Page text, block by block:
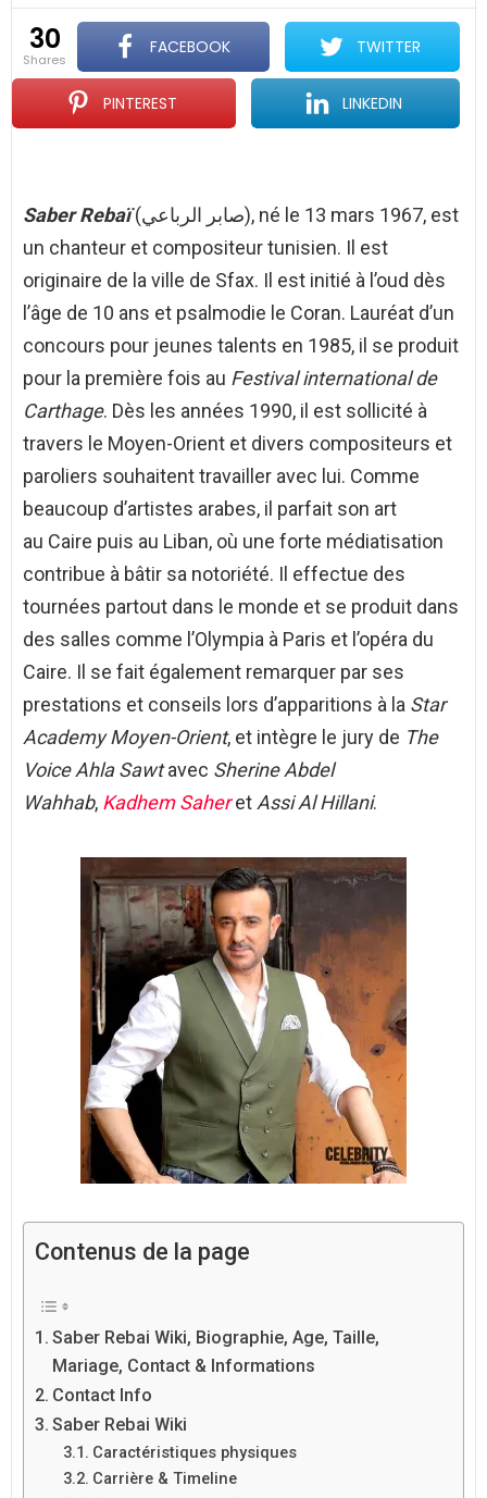
30
shares
FACEBOOK TWITTER
PINTEREST LINKEDIN
Saber Rebaï(صابر الرباعي), né le 13 mars 1967, est
un chanteur et compositeur tunisien. Il est
originaire de la ville de Sfax. Il est initié à l’oud dès
l’âge de 10 ans et psalmodie le Coran. Lauréat d’un
concours pour jeunes talents en 1985, il se produit
pour la première fois au Festival international de
Carthage. Dès les années 1990, il est sollicité à
travers le Moyen-Orient et divers compositeurs et
paroliers souhaitent travailler avec lui. Comme
beaucoup d’artistes arabes, il parfait son art
au Caire puis au Liban, où une forte médiatisation
contribue à bâtir sa notoriété. Il effectue des
tournées partout dans le monde et se produit dans
des salles comme l’Olympia à Paris et l’opéra du
Caire. Il se fait également remarquer par ses
prestations et conseils lors d’apparitions à la Star
Academy Moyen-Orient, et intègre le jury de The
Voice Ahla Sawtavec Sherine Abdel
Wahhab, Kadhem Saheret Assi Al Hillani.
Contenus de la page
Saber Rebai Wiki, Biographie, Age, Taille,
Mariage, Contact & Informations
Contact Info
Saber Rebai Wiki
Caractéristiques physiques
Carrière & Timeline